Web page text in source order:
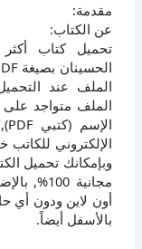
مقدمة:
عن الكتاب:
الإلكتروني للكاتب
وبإمكانك تحميل
مجانية
أون لاين ودون أي
بالأسفل أيضاً.